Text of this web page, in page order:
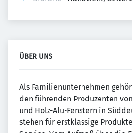
ÜBER UNS
Als Familienunternehmen
den führenden Produzenten
und Holz-Alu-Fenstern in
stehen für erstklassige